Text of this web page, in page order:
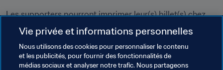
Les supporters pourront imprimer leur(s) billet(s) chez
eux, ce qui signifie que quiconque ayant demandé et
obtenu ses places en ligne sur
FIFA.com
au format A4 les billets qui lui auront été envoyés par
courriel.
Vie privée et informations personnelles
Nous utilisons des cookies pour personnaliser le contenu
et les publicités, pour fournir des fonctionnalités de
médias sociaux et analyser notre trafic. Nous partageons